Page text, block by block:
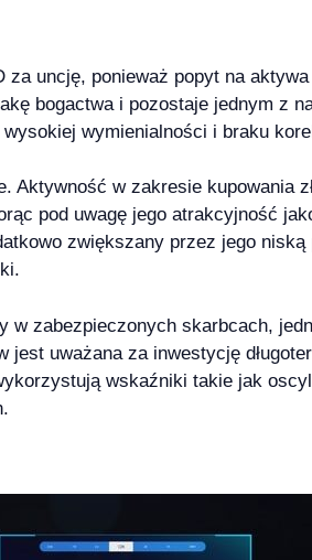
za uncję, ponieważ popyt na
bogactwa i pozostaje jednym z
wymienialności i braku
Aktywność w zakresie kupowania
pod uwagę jego atrakcyjność
zwiększany przez jego niską
zabezpieczonych skarbcach,
jest uważana za inwestycję
wskaźniki takie jak